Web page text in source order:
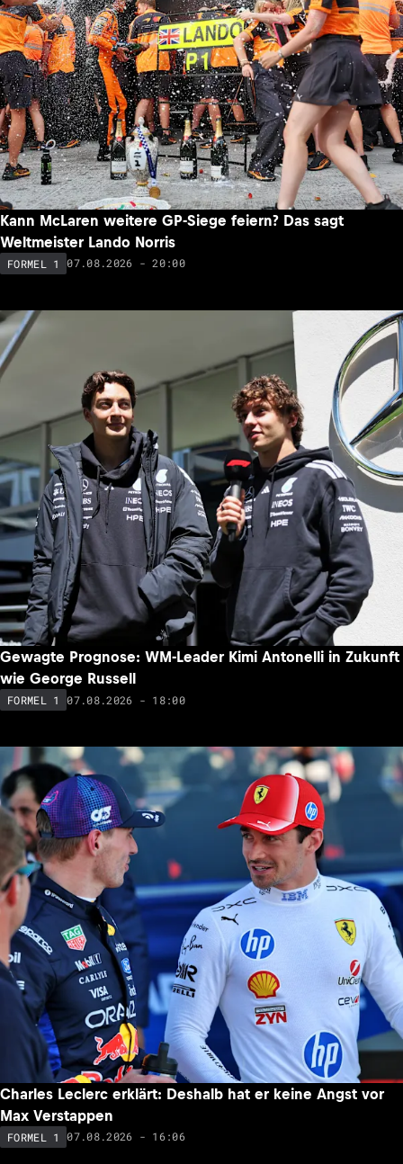
Kann McLaren weitere GP-Siege feiern? Das sagt
Weltmeister Lando Norris
FORMEL 1 07.08.2026 - 20:00
Gewagte Prognose: WM-Leader Kimi Antonelli in Zukunft
wie George Russell
FORMEL 1 07.08.2026 - 18:00
Charles Leclerc erklärt: Deshalb hat er keine Angst vor
Max Verstappen
FORMEL 1 07.08.2026 - 16:06